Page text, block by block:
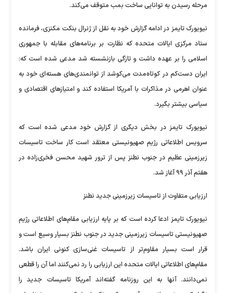
مرحله رسیدن به توانایی ساخت بمب متوقف می‌کند.
نیویورک تایمز در ادامه گزارش خود به نقل از ژنرال بنکت مکنزی، فرمانده
ستاد مرکزی ایالات متحده که نظارت بر برنامه‌های مقابله با جمهوری
اسلامی را بر عهده داشت و تازگی بازنشسته شد مدعی شده است که:
ایران دست‌کم در کوتاه‌مدت می‌کوشد از توانمندی‌های هسته‌ای خود به
عنوان اهرمی در مذاکرات با آمریکا استفاده کند و امتیازهای اقتصادی و
سیاسی بیشتر بگیرد.
نیویورک تایمز در بخش دیگری از گزارش خود مدعی شده است که
سرویس اطلاعاتی رژیم صهیونیستی معتقد است کار ساخت تاسیسات
زیرزمینی عظیم در جنوب نطنز پس از ترور شهید محسن فخری‌زاده در
هفتم آذر ۹۹ آغاز شد.
ارزیابی متفاوت از تاسیسات زیرزمینی جدید نطنز
نیویورک تایمز ادعا کرده است که بر پایه ارزیابی مقام‌های اطلاعاتی رژیم
صهیونیستی تاسیسات زیرزمینی جدید در جنوب نطنز بسیار وسیع است و
قرار است بسیار مقاوم‌تر از تاسیسات غنی‌سازی کنونی ایران باشد.
مقام‌های اطلاعاتی ایالات متحده این ارزیابی را رد نمی‌کنند اما آن را قطعی
نمی‌دانند. آنها به این روزنامه گفته‌اند آمریکا تاسیسات جدید را